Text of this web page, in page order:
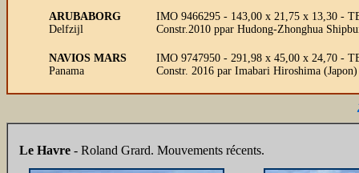
ARUBABORG
Delfzijl
IMO 9466295 - 143,00 x 21,75 x 13,30 -
Constr.2010 ppar Hudong-Zhonghua
NAVIOS MARS
Panama
IMO 9747950 - 291,98 x 45,00 x 24,70 -
Constr. 2016 par Imabari Hiroshima
Le Havre - Roland Grard. Mouvements récents.